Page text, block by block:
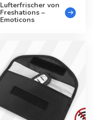
Lufterfrischer von
Freshations –
Emoticons